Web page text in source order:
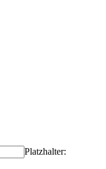
Platzhalter: